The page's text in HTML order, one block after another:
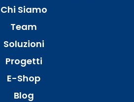
Chi Siamo
Team
Soluzioni
Progetti
E-Shop
Blog